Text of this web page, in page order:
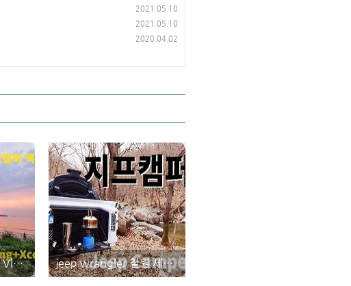
2021.05.10
2021.05.10
2020.04.02
랭글러 오버랜드캠핑 Vlog - 지프캠퍼 jeep camper jeep wrangler 철원 세미오프로드 지프랭글러 차박 담터계곡 지프캠핑 #1